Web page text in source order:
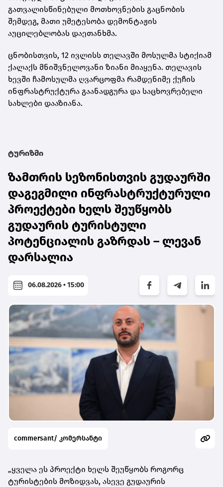
გათვალისწინებული მოთხოვნების გაცნობის
შემდეგ, მათი უმეტესობა დემონტაჟის
აუცილებლობას დაეთანხმა.
ცნობისთვის, 12 ივლისს თელავში მოსულმა სტიქიამ
ქალაქს მნიშვნელოვანი ზიანი მიაყენა. თელავის
ხევში ჩამოსულმა ღვარცოფმა რამდენიმე ქუჩის
ინფრასტრუქტურა გაანადგურა და საცხოვრებელი
სახლები დააზიანა.
ტურიზმი
ზამთრის სეზონისთვის გუდაურში
დაგეგმილი ინფრასტრუქტურული
პროექტები ხელს შეუწყობს
გუდაურის ტურისტული
პოტენციალის გაზრდას – ლევან
დარსალია
06.08.2026 • 15:00
commersant/ კომერსანტი
„ყველა ეს პროექტი ხელს შეუწყობს როგორც
ტურისტების მოზიდვას, ასევე გუდაურის